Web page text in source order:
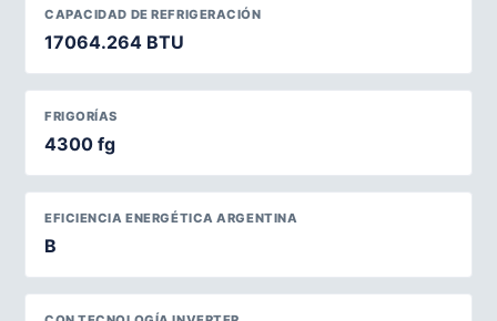
CAPACIDAD DE REFRIGERACIÓN
17064.264 BTU
FRIGORÍAS
4300 fg
EFICIENCIA ENERGÉTICA ARGENTINA
B